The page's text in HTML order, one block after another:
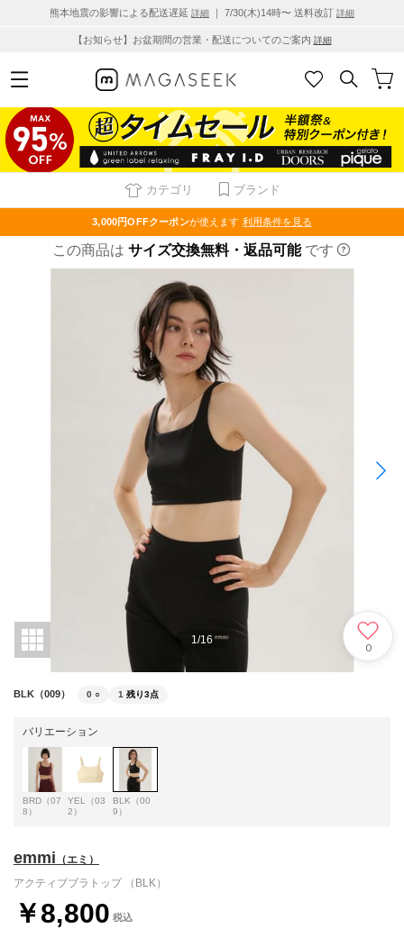
熊本地震の影響による配送遅延 詳細 ｜ 7/30(木)14時〜 送料改訂 詳細
【お知らせ】お盆期間の営業・配送についてのご案内 詳細
カテゴリ ブランド
3,000円OFFクーポンが使えます 利用条件を見る
この商品は サイズ交換無料・返品可能 です
1/16
0
BLK（009） 0 ○ 1 残り3点
バリエーション
BRD（07
8）
YEL（03
2）
BLK（00
9）
emmi （エミ）
アクティブブラトップ （BLK）
￥8,800 税込